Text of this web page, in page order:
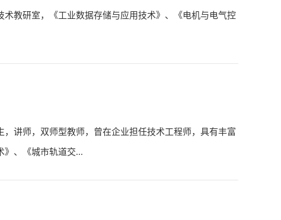
教研室，《工业数据存储与应用技术》、《电机与电气控
讲师，双师型教师，曾在企业担任技术工程师，具有丰富
》、《城市轨道交...